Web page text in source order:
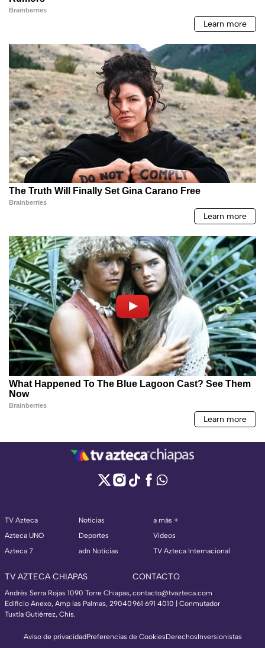
TV Azteca
Azteca UNO
Azteca 7
Noticias
Deportes
adn Noticias
a más +
Videos
TV Azteca Internacional
TV AZTECA CHIAPAS
Andrés Serra Rojas 1090 Torre Chiapas,
Edificio Anexo, Amp las Palmas, 29040
Tuxtla Gutiérrez, Chis.
CONTACTO
contacto@tvazteca.com
961 691 4010 | Conmutador
Aviso de privacidadPreferencias de CookiesDerechosInversionistas